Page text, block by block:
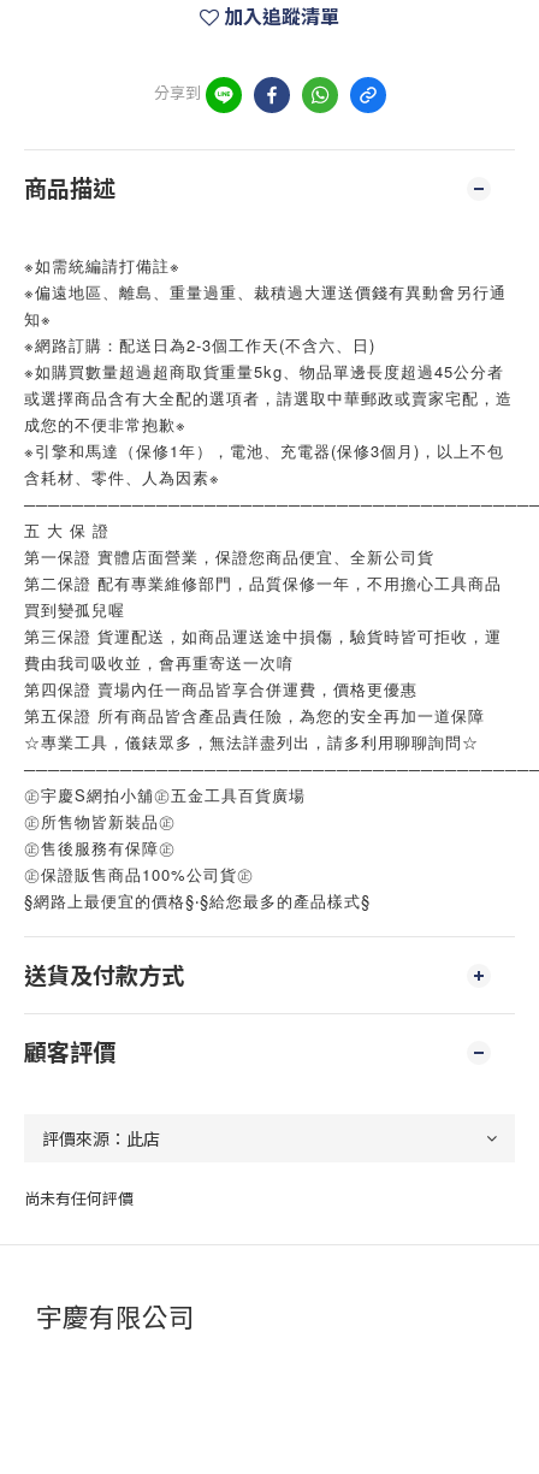
加入追蹤清單
分享到
商品描述
※如需統編請打備註※
※偏遠地區、離島、重量過重、裁積過大運送價錢有異動會另行通
知※
※網路訂購：配送日為2-3個工作天(不含六、日)
※如購買數量超過超商取貨重量5kg、物品單邊長度超過45公分者
或選擇商品含有大全配的選項者，請選取中華郵政或賣家宅配，造
成您的不便非常抱歉※
※引擎和馬達（保修1年），電池、充電器(保修3個月)，以上不包
含耗材、零件、人為因素※
五 大 保 證
第一保證 實體店面營業，保證您商品便宜、全新公司貨
第二保證 配有專業維修部門，品質保修一年，不用擔心工具商品
買到變孤兒喔
第三保證 貨運配送，如商品運送途中損傷，驗貨時皆可拒收，運
費由我司吸收並，會再重寄送一次唷
第四保證 賣場內任一商品皆享合併運費，價格更優惠
第五保證 所有商品皆含產品責任險，為您的安全再加一道保障
☆專業工具，儀錶眾多，無法詳盡列出，請多利用聊聊詢問☆
㊣宇慶S網拍小舖㊣五金工具百貨廣場
㊣所售物皆新裝品㊣
㊣售後服務有保障㊣
㊣保證販售商品100%公司貨㊣
§網路上最便宜的價格§‧§給您最多的產品樣式§
送貨及付款方式
顧客評價
尚未有任何評價
宇慶有限公司